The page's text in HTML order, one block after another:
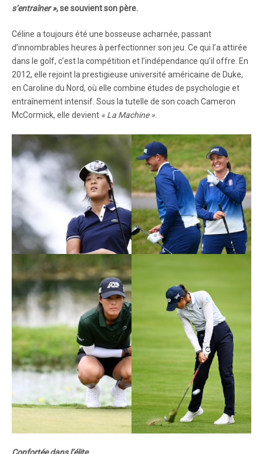
s’entraîner », se souvient son père.
Céline a toujours été une bosseuse acharnée, passant
d’innombrables heures à perfectionner son jeu. Ce qui l’a attirée
dans le golf, c’est la compétition et l’indépendance qu’il offre. En
2012, elle rejoint la prestigieuse université américaine de Duke,
en Caroline du Nord, où elle combine études de psychologie et
entraînement intensif. Sous la tutelle de son coach Cameron
McCormick, elle devient « La Machine »